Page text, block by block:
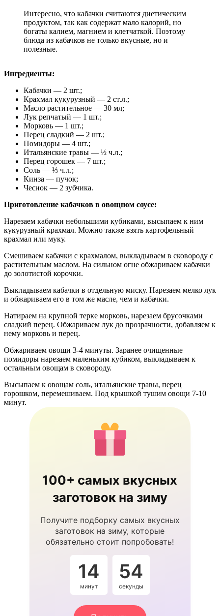
Интересно, что кабачки считаются диетическим
продуктом, так как содержат мало калорий, но
богаты калием, магнием и клетчаткой. Поэтому
блюда из кабачков не только вкусные, но и
полезные.
Ингредиенты:
Кабачки — 2 шт.;
Крахмал кукурузный — 2 ст.л.;
Масло растительное — 30 мл;
Лук репчатый — 1 шт.;
Морковь — 1 шт.;
Перец сладкий — 2 шт.;
Помидоры — 4 шт.;
Итальянские травы — ½ ч.л.;
Перец горошек — 7 шт.;
Соль — ⅓ ч.л.;
Кинза — пучок;
Чеснок — 2 зубчика.
Приготовление кабачков в овощном соусе:
Нарезаем кабачки небольшими кубиками, высыпаем к ним
кукурузный крахмал. Можно также взять картофельный
крахмал или муку.
Смешиваем кабачки с крахмалом, выкладываем в сковороду с
растительным маслом. На сильном огне обжариваем кабачки
до золотистой корочки.
Выкладываем кабачки в отдельную миску. Нарезаем мелко лук
и обжариваем его в том же масле, чем и кабачки.
Натираем на крупной терке морковь, нарезаем брусочками
сладкий перец. Обжариваем лук до прозрачности, добавляем к
нему морковь и перец.
Обжариваем овощи 3-4 минуты. Заранее очищенные
помидоры нарезаем маленьким кубиком, выкладываем к
остальным овощам в сковороду.
Высыпаем к овощам соль, итальянские травы, перец
горошком, перемешиваем. Под крышкой тушим овощи 7-10
минут.
100+ самых вкусных
заготовок на зиму
Получите подборку самых вкусных
заготовок на зиму, которые
обязательно стоит попробовать!
14
минут
54
секунды